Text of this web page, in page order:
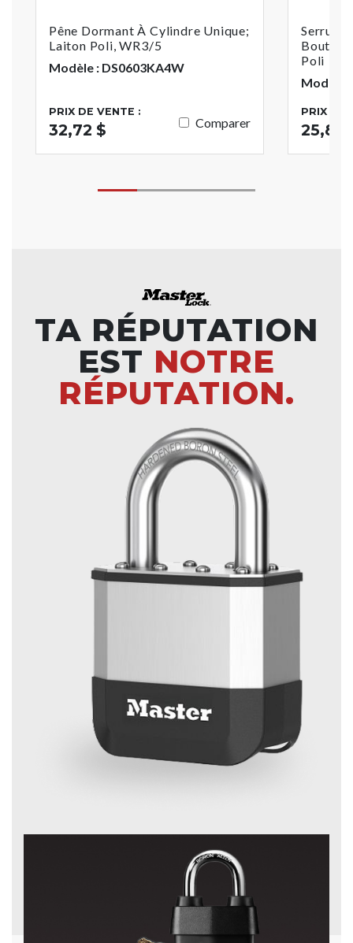
Pêne Dormant À Cylindre Unique;
Laiton Poli, WR3/5
Modèle : DS0603KA4W
PRIX DE VENTE :
32,72 $ Comparer
Serrure
Bouton
Poli
Modèle
PRIX DE
25,86
TA RÉPUTATION
EST NOTRE
RÉPUTATION.